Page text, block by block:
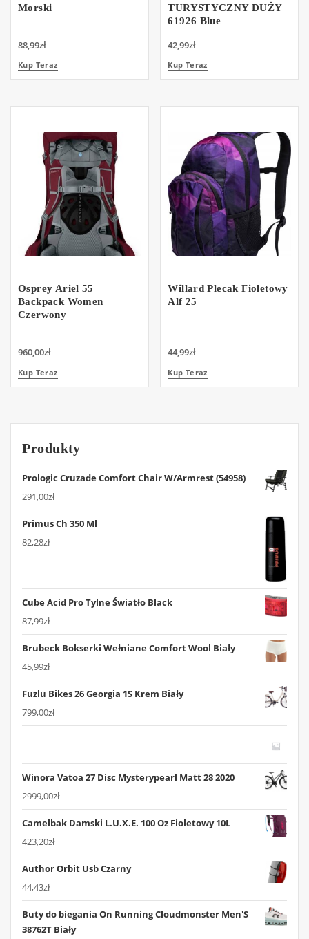
Morski
88,99zł
Kup Teraz
TURYSTYCZNY DUŻY
61926 Blue
42,99zł
Kup Teraz
Osprey Ariel 55
Backpack Women
Czerwony
960,00zł
Kup Teraz
Willard Plecak Fioletowy
Alf 25
44,99zł
Kup Teraz
Produkty
Prologic Cruzade Comfort Chair W/Armrest (54958)
291,00zł
Primus Ch 350 Ml
82,28zł
Cube Acid Pro Tylne Światło Black
87,99zł
Brubeck Bokserki Wełniane Comfort Wool Biały
45,99zł
Fuzlu Bikes 26 Georgia 1S Krem Biały
799,00zł
Winora Vatoa 27 Disc Mysterypearl Matt 28 2020
2999,00zł
Camelbak Damski L.U.X.E. 100 Oz Fioletowy 10L
423,20zł
Author Orbit Usb Czarny
44,43zł
Buty do biegania On Running Cloudmonster Men'S
38762T Biały